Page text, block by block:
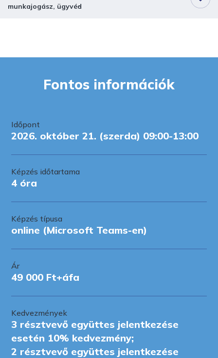
munkajogász, ügyvéd
Fontos információk
Időpont
2026. október 21. (szerda) 09:00-13:00
Képzés időtartama
4 óra
Képzés típusa
online (Microsoft Teams-en)
Ár
49 000 Ft+áfa
Kedvezmények
3 résztvevő együttes jelentkezése
esetén 10% kedvezmény;
2 résztvevő együttes jelentkezése